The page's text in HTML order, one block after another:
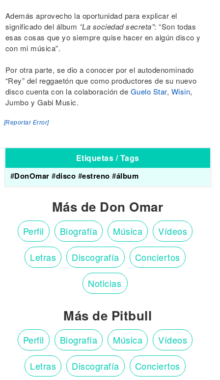
Además aprovecho la oportunidad para explicar el
significado del álbum “La sociedad secreta”: “Son todas
esas cosas que yo siempre quise hacer en algún disco y
con mi música”.
Por otra parte, se dio a conocer por el autodenominado
“Rey” del reggaetón que como productores de su nuevo
disco cuenta con la colaboración de Guelo Star, Wisin,
Jumbo y Gabi Music.
[Reportar Error]
Etiquetas / Tags
#DonOmar #disco #estreno #álbum
Más de Don Omar
Perfil Biografía Música Vídeos
Letras Discografía Conciertos
Noticias
Más de Pitbull
Perfil Biografía Música Vídeos
Letras Discografía Conciertos